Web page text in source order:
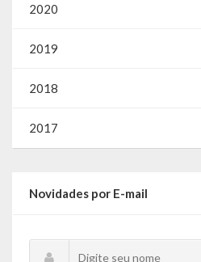
2020
2019
2018
2017
Novidades por E-mail